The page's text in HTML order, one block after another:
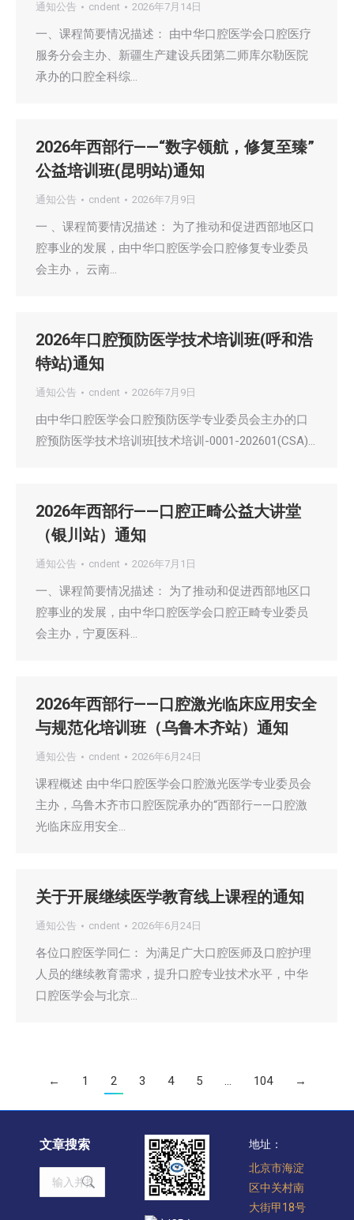
通知公告 cndent 2026年7月14日
一、课程简要情况描述： 由中华口腔医学会口腔医疗
服务分会主办、新疆生产建设兵团第二师库尔勒医院
承办的口腔全科综…
2026年西部行——“数字领航，修复至臻”
公益培训班(昆明站)通知
通知公告 cndent 2026年7月9日
一 、课程简要情况描述： 为了推动和促进西部地区口
腔事业的发展，由中华口腔医学会口腔修复专业委员
会主办， 云南…
2026年口腔预防医学技术培训班(呼和浩
特站)通知
通知公告 cndent 2026年7月9日
由中华口腔医学会口腔预防医学专业委员会主办的口
腔预防医学技术培训班[技术培训-0001-202601(CSA)…
2026年西部行——口腔正畸公益大讲堂
（银川站）通知
通知公告 cndent 2026年7月1日
一、课程简要情况描述： 为了推动和促进西部地区口
腔事业的发展，由中华口腔医学会口腔正畸专业委员
会主办，宁夏医科…
2026年西部行——口腔激光临床应用安全
与规范化培训班（乌鲁木齐站）通知
通知公告 cndent 2026年6月24日
课程概述 由中华口腔医学会口腔激光医学专业委员会
主办，乌鲁木齐市口腔医院承办的“西部行——口腔激
光临床应用安全…
关于开展继续医学教育线上课程的通知
通知公告 cndent 2026年6月24日
各位口腔医学同仁： 为满足广大口腔医师及口腔护理
人员的继续教育需求，提升口腔专业技术水平，中华
口腔医学会与北京…
← 1 2 3 4 5 … 104 →
文章搜索
Search:
地址：
北京市海淀
区中关村南
大街甲18号